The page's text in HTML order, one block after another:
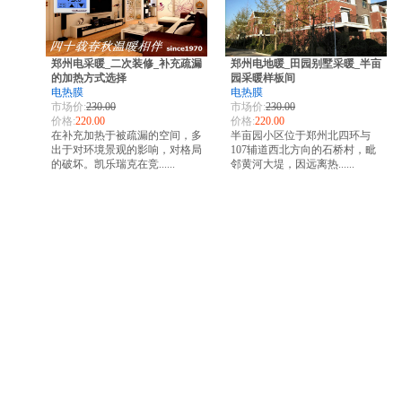
郑州电采暖_二次装修_补充疏漏
的加热方式选择
电热膜
市场价:230.00
价格:220.00
在补充加热于被疏漏的空间，多
出于对环境景观的影响，对格局
的破坏。凯乐瑞克在竞......
郑州电地暖_田园别墅采暖_半亩
园采暖样板间
电热膜
市场价:230.00
价格:220.00
半亩园小区位于郑州北四环与
107辅道西北方向的石桥村，毗
邻黄河大堤，因远离热......